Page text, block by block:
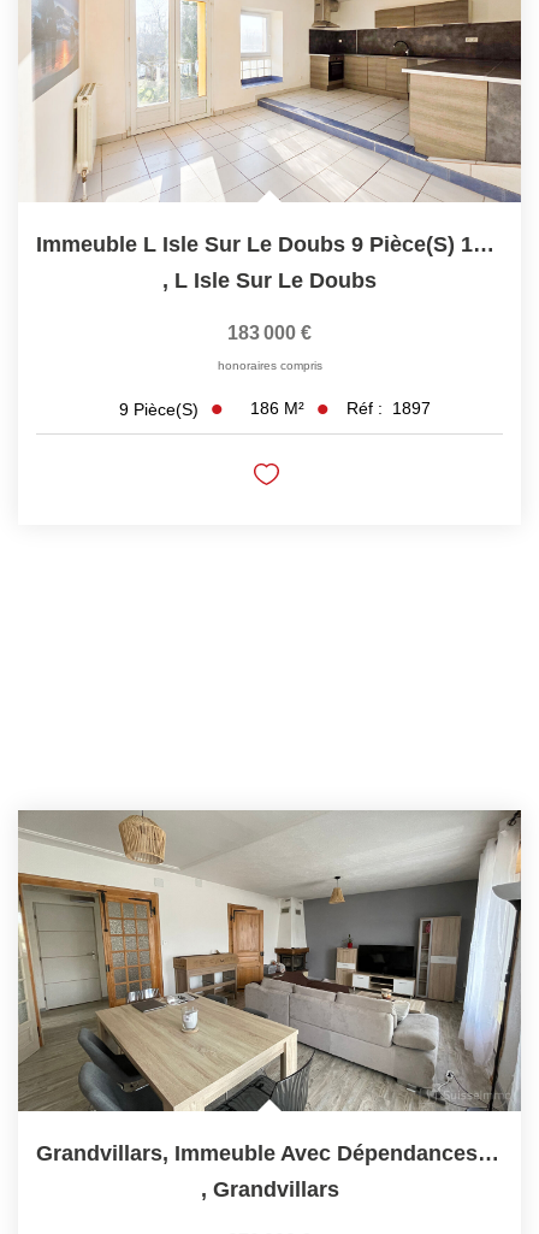
Consultez Nos Dernières Ventes
LOUER
Découvrez Nos Biens En Location
Confiez-Nous La Recherche De Votre Location
FAIRE GÉRER
NOTRE GROUPE
Le Réseau Suisse Immo
Immeuble L Isle Sur Le Doubs 9 Pièce(s) 186 M2
, L Isle Sur Le Doubs
183 000 €
honoraires compris
9 Pièce(s) 186 M² Réf : 1897
Grandvillars, Immeuble Avec Dépendances Sur 1160M2 De...
, Grandvillars